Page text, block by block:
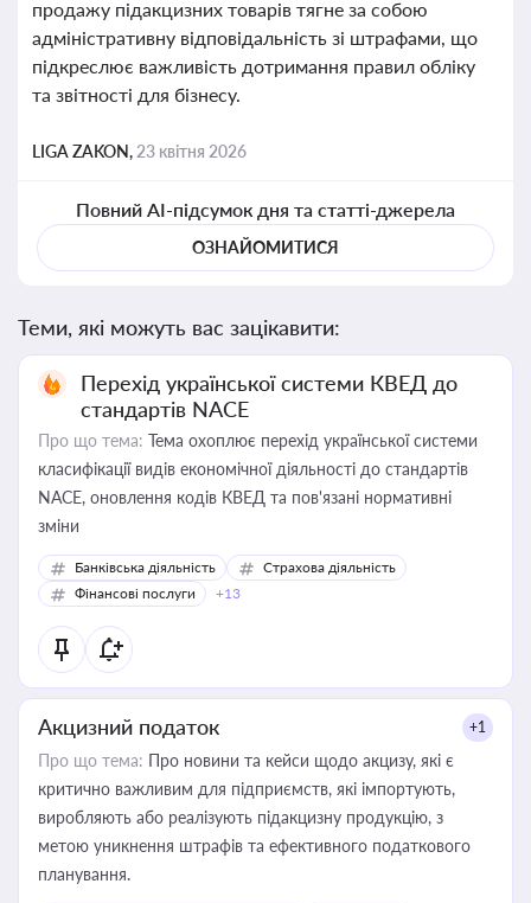
продажу підакцизних товарів тягне за собою
адміністративну відповідальність зі штрафами, що
підкреслює важливість дотримання правил обліку
та звітності для бізнесу.
LIGA ZAKON, 23 квітня 2026
Повний AI-підсумок дня та статті-джерела
ОЗНАЙОМИТИСЯ
Теми, які можуть вас зацікавити:
Перехід української системи КВЕД до
стандартів NACE
Про що тема: Тема охоплює перехід української системи
класифікації видів економічної діяльності до стандартів
NACE, оновлення кодів КВЕД та пов'язані нормативні
зміни
Банківська діяльність
Страхова діяльність
Фінансові послуги
+13
Акцизний податок +1
Про що тема: Про новини та кейси щодо акцизу, які є
критично важливим для підприємств, які імпортують,
виробляють або реалізують підакцизну продукцію, з
метою уникнення штрафів та ефективного податкового
планування.